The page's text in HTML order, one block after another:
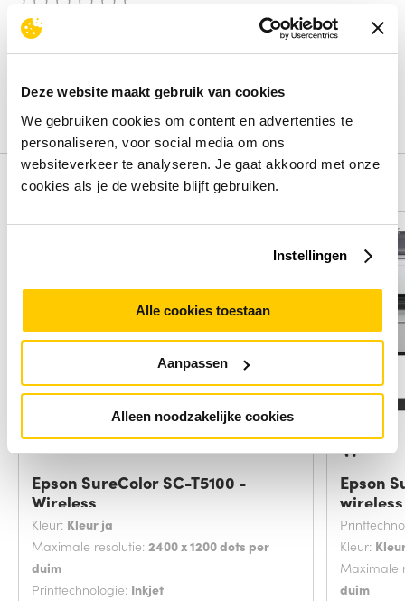
Deze website maakt gebruik van cookies
We gebruiken cookies om content en advertenties te
personaliseren, voor social media om ons
websiteverkeer te analyseren. Je gaat akkoord met onze
cookies als je de website blijft gebruiken.
Instellingen
Alle cookies toestaan
Aanpassen
Alleen noodzakelijke cookies
Beoordelingen binnenkort beschikbaar
Deel je ervaring met het product door het schrijven van een
Alternatieven
Vergelijk
Epson SureColor SC-T5100 -
Wireless
Kleur: Kleur ja
Maximale resolutie: 2400 x 1200 dots per
duim
Printtechnologie: Inkjet
Vergelijk
Epson
wireless
Kleur:
Maximale
duim